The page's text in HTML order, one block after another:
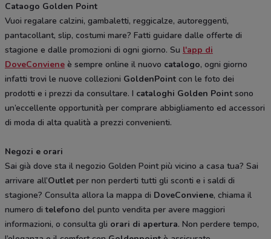
Cataogo Golden Point
Vuoi regalare calzini, gambaletti, reggicalze, autoreggenti,
pantacollant, slip, costumi mare? Fatti guidare dalle offerte di
stagione e dalle promozioni di ogni giorno. Su l'app di
DoveConviene è sempre online il nuovo catalogo, ogni giorno
infatti trovi le nuove collezioni GoldenPoint con le foto dei
prodotti e i prezzi da consultare. I cataloghi Golden Point sono
un’eccellente opportunità per comprare abbigliamento ed accessori
di moda di alta qualità a prezzi convenienti.
Negozi e orari
Sai già dove sta il negozio Golden Point più vicino a casa tua? Sai
arrivare all’Outlet per non perderti tutti gli sconti e i saldi di
stagione? Consulta allora la mappa di DoveConviene, chiama il
numero ditelefono del punto vendita per avere maggiori
informazioni, o consulta gli orari di apertura. Non perdere tempo,